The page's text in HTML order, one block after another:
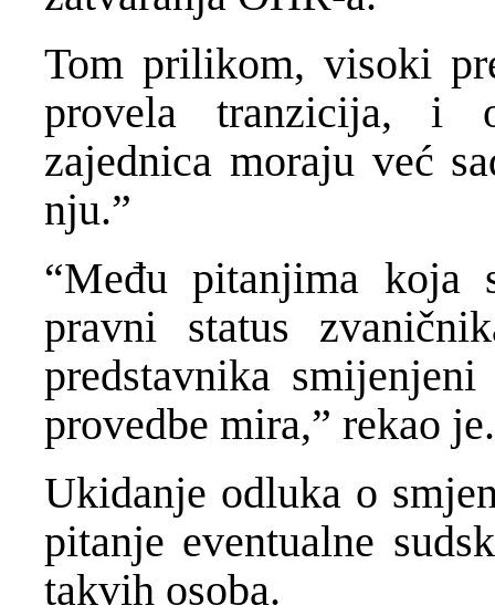
Tom prilikom, visoki
provela tranzicija, i
zajednica moraju već
nju.”
“Među pitanjima
pravni status
predstavnika
provedbe mira,” rekao je.
Ukidanje odluka o
pitanje eventualne
takvih osoba.